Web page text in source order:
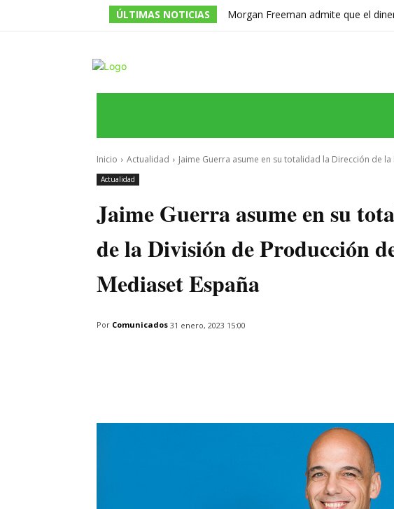
ÚLTIMAS NOTICIAS
Morgan Freeman admite que el
Inicio Actualidad Jaime Guerra asume en su totalidad la Dirección de la
Actualidad
Jaime Guerra asume en su
de la División de Producción
Mediaset España
Por Comunicados 31 enero, 2023 15:00